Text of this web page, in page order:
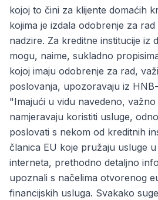
kojoj to čini za klijente domaćih
kojima je izdala odobrenje za
nadzire. Za kreditne institucije iz
mogu, naime, sukladno
kojoj imaju odobrenje za rad,
poslovanja, upozoravaju iz
"Imajući u vidu navedeno, važno
namjeravaju koristiti usluge,
poslovati s nekom od kreditnih
članica EU koje pružaju usluge
interneta, prethodno detaljno
upoznali s načelima otvorenog
financijskih usluga. Svakako